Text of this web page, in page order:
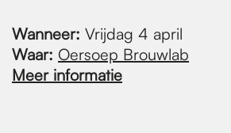
Wanneer: Vrijdag 4 april
Waar: Oersoep Brouwlab
Meer informatie